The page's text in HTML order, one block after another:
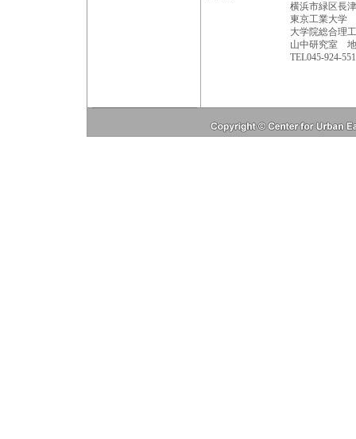
横浜市緑区長
東京工業大学
大学院総合理
山中研究室
TEL045-924-